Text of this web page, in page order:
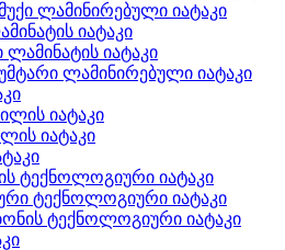
ლამინირებული იატაკი
იატაკი
ლამინატის იატაკი
ლამინირებული იატაკი
იატაკი
იატაკი
ტექნოლოგიური იატაკი
ტექნოლოგიური იატაკი
ტექნოლოგიური იატაკი